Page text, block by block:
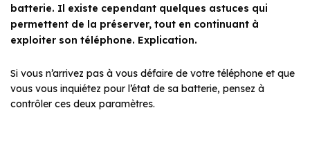
batterie. Il existe cependant quelques astuces qui
permettent de la préserver, tout en continuant à
exploiter son téléphone. Explication.
Si vous n’arrivez pas à vous défaire de votre téléphone et que
vous vous inquiétez pour l’état de sa batterie, pensez à
contrôler ces deux paramètres.